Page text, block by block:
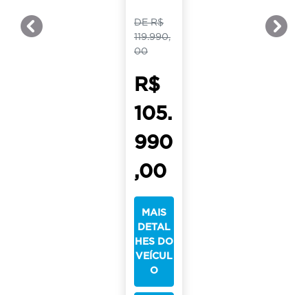
DE R$
119.990,
00
R$
105.
990
,00
MAIS
DETAL
HES DO
VEÍCUL
O
templates.template-